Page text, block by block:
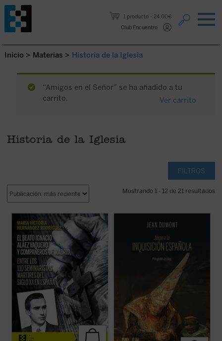
1 producto
24,00€
Club Encuentro
Saltar al contenido.
Inicio > Materias > Historia de la Iglesia
“Amigos en el Señor” se ha añadido a tu
carrito.
Ver carrito
Historia de la Iglesia
FILTROS
Mostrando 1 - 12 de 21 resultados
La beatificación de estos 11 mártires, en
2026, coincide con el noventa aniversario
de la explosión sangrienta, en 1936, de la
persecución del siglo XX en España. La
postuladora de su Causa de beatificación
presenta aquí una breve pero ...
(ver ficha)
oscurantismo y la crueldad mayores que
hispanista, se propone en Juicio a la
Inquisición españoladar una oportunidad
de defensa a la acusada. El resultado ...